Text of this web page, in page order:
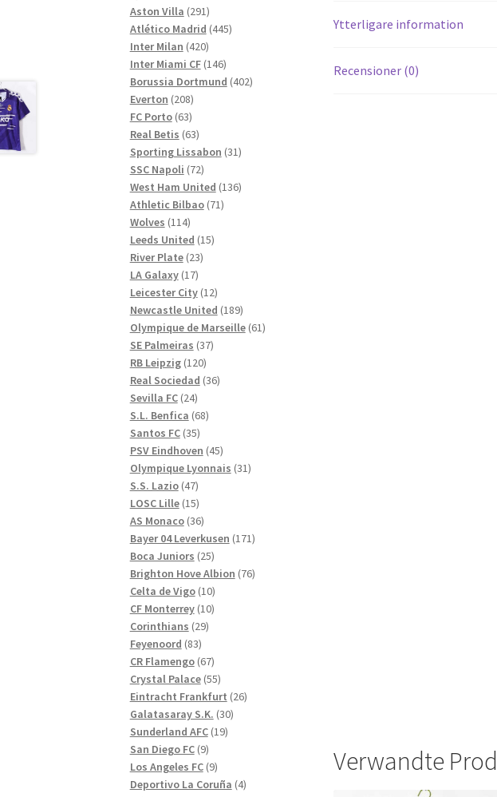
Ytterligare information
Recensioner (0)
Verwandte
produkter
Aston Villa 291291
produkter
Atlético Madrid 445445
Inter Milan 420420
produkter
Inter Miami CF 146146
produkter
Borussia Dortmund 402402
Everton 208208
produkter
FC Porto 6363
produkter
Real Betis 6363
produkter
Sporting Lissabon 3131
SSC Napoli 7272
produkter
West Ham United 136136
Athletic Bilbao 7171
Wolves 114114
produkter
Leeds United 1515
River Plate 2323
LA Galaxy 1717
produkter
Leicester City 1212
produkter
Newcastle United 189189
produkter
Olympique de Marseille 6161
SE Palmeiras 3737
RB Leipzig 120120
produkter
Real Sociedad 3636
Sevilla FC 2424
produkter
S.L. Benfica 6868
Santos FC 3535
produkter
PSV Eindhoven 4545
produkter
Olympique Lyonnais 3131
S.S. Lazio 4747
produkter
LOSC Lille 1515
produkter
AS Monaco 3636
produkter
Bayer 04 Leverkusen 171171
Boca Juniors 2525
produkter
Brighton Hove Albion 7676
Celta de Vigo 1010
produkter
CF Monterrey 1010
Corinthians 2929
Feyenoord 8383
produkter
CR Flamengo 6767
produkter
Crystal Palace 5555
produkter
Eintracht Frankfurt 2626
Galatasaray S.K. 3030
Sunderland AFC 1919
San Diego FC 99
produkter
Los Angeles FC 99
produkter
Deportivo La Coruña 44